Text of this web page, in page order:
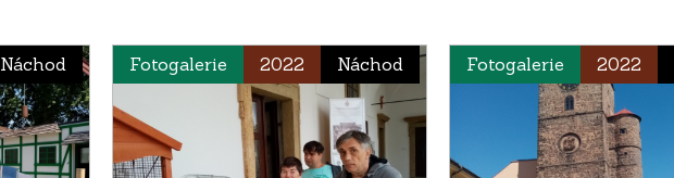
Náchod Fotogalerie 2022 Náchod Fotogalerie 2022